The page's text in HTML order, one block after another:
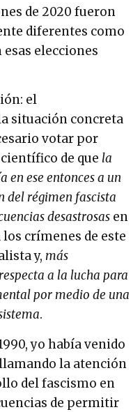
de 2020 fueron
diferentes como
elecciones
el
situación concreta
votar por
de que la
en ese entonces a un
del régimen fascista
desastrosas en
crímenes de este
y, más
a la lucha para
por medio de una
.
yo había venido
la atención
del fascismo en
de permitir